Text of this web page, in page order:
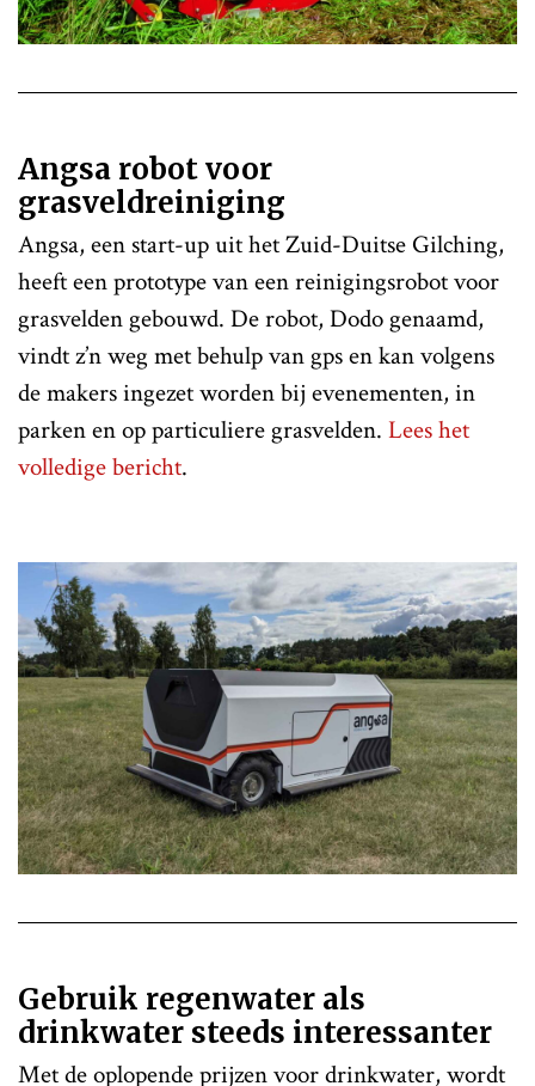
Angsa robot voor
grasveldreiniging
Angsa, een start-up uit het Zuid-Duitse Gilching,
heeft een prototype van een reinigingsrobot voor
grasvelden gebouwd. De robot, Dodo genaamd,
vindt z’n weg met behulp van gps en kan volgens
de makers ingezet worden bij evenementen, in
parken en op particuliere grasvelden. Lees het
volledige bericht.
Gebruik regenwater als
drinkwater steeds interessanter
Met de oplopende prijzen voor drinkwater, wordt